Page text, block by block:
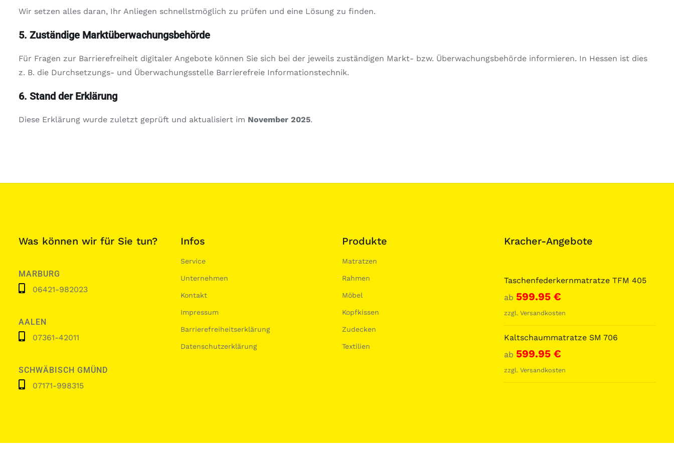
Wir setzen alles daran, Ihr Anliegen schnellstmöglich zu prüfen und eine Lösung zu finden.
5. Zuständige Marktüberwachungsbehörde
Für Fragen zur Barrierefreiheit digitaler Angebote können Sie sich bei der jeweils zuständigen Markt- bzw. Überwachungsbehörde informieren. In Hessen ist dies
z. B. die Durchsetzungs- und Überwachungsstelle Barrierefreie Informationstechnik.
6. Stand der Erklärung
Diese Erklärung wurde zuletzt geprüft und aktualisiert im November 2025.
Was können wir für Sie tun?
MARBURG
06421-982023
AALEN
07361-42011
SCHWÄBISCH GMÜND
07171-998315
Infos
Service
Unternehmen
Kontakt
Impressum
Barrierefreiheitserklärung
Datenschutzerklärung
Produkte
Matratzen
Rahmen
Möbel
Kopfkissen
Zudecken
Textilien
Kracher-Angebote
Taschenfederkernmatratze TFM 405
ab 599.95 €
zzgl. Versandkosten
Kaltschaummatratze SM 706
ab 599.95 €
zzgl. Versandkosten